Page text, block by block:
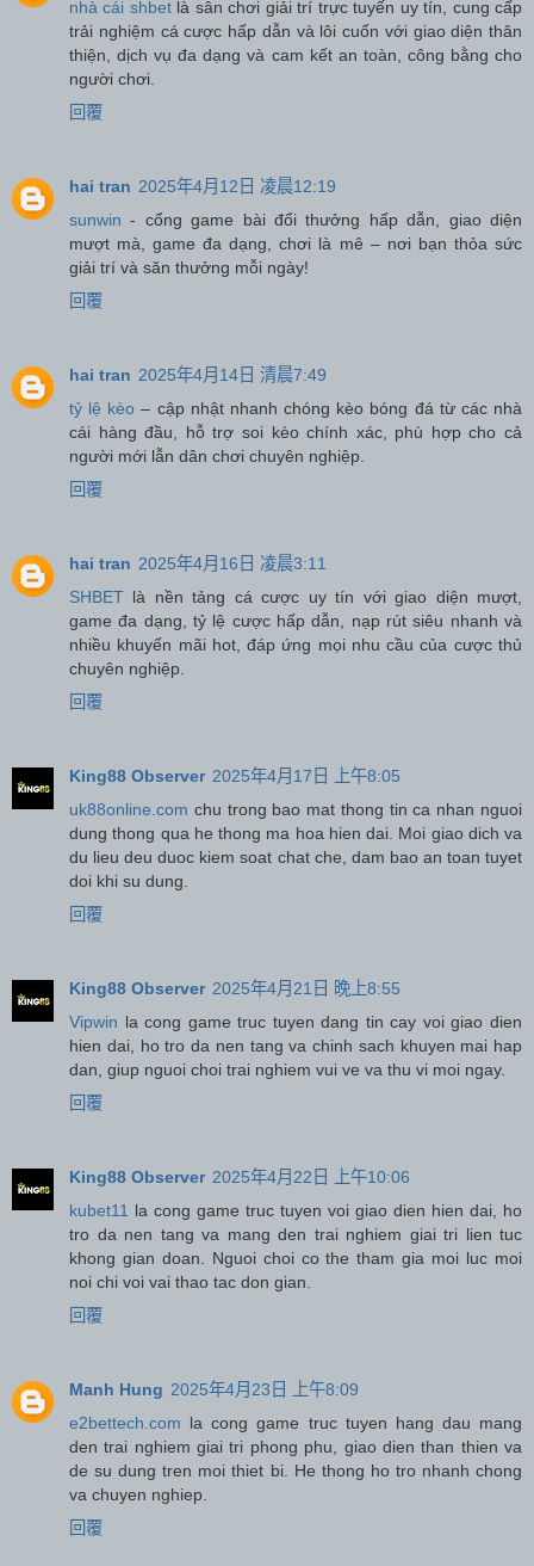
nhà cái shbetlà sân chơi giải trí trực tuyến uy tín, cung cấp
trải nghiệm cá cược hấp dẫn và lôi cuốn với giao diện thân
thiện, dịch vụ đa dạng và cam kết an toàn, công bằng cho
người chơi.
回覆
hai tran 2025年4月12日 凌晨12:19
sunwin - cổng game bài đổi thưởng hấp dẫn, giao diện
mượt mà, game đa dạng, chơi là mê – nơi bạn thỏa sức
giải trí và săn thưởng mỗi ngày!
回覆
hai tran 2025年4月14日 清晨7:49
tỷ lệ kèo – cập nhật nhanh chóng kèo bóng đá từ các nhà
cái hàng đầu, hỗ trợ soi kèo chính xác, phù hợp cho cả
người mới lẫn dân chơi chuyên nghiệp.
回覆
hai tran 2025年4月16日 凌晨3:11
SHBET là nền tảng cá cược uy tín với giao diện mượt,
game đa dạng, tỷ lệ cược hấp dẫn, nạp rút siêu nhanh và
nhiều khuyến mãi hot, đáp ứng mọi nhu cầu của cược thủ
chuyên nghiệp.
回覆
King88 Observer 2025年4月17日 上午8:05
uk88online.com chu trong bao mat thong tin ca nhan nguoi
dung thong qua he thong ma hoa hien dai. Moi giao dich va
du lieu deu duoc kiem soat chat che, dam bao an toan tuyet
doi khi su dung.
回覆
King88 Observer 2025年4月21日 晚上8:55
Vipwin la cong game truc tuyen dang tin cay voi giao dien
hien dai, ho tro da nen tang va chinh sach khuyen mai hap
dan, giup nguoi choi trai nghiem vui ve va thu vi moi ngay.
回覆
King88 Observer 2025年4月22日 上午10:06
kubet11 la cong game truc tuyen voi giao dien hien dai, ho
tro da nen tang va mang den trai nghiem giai tri lien tuc
khong gian doan. Nguoi choi co the tham gia moi luc moi
noi chi voi vai thao tac don gian.
回覆
Manh Hung 2025年4月23日 上午8:09
e2bettech.com la cong game truc tuyen hang dau mang
den trai nghiem giai tri phong phu, giao dien than thien va
de su dung tren moi thiet bi. He thong ho tro nhanh chong
va chuyen nghiep.
回覆